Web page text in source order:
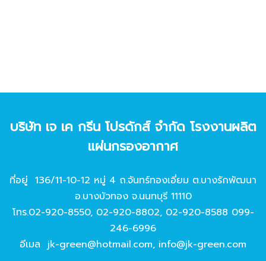
บริษัท เจ เค กรีน โปรดักส์ จํากัด โรงงานผลิต
แผ่นกรองอากาศ
ที่อยู่ 136/11-10-12 หมู่ 4 ถ.จันทร์ทองเอี่ยม ต.บางรักพัฒนา
อ.บางบัวทอง จ.นนทบุรี 11110
โทร.02-920-8550, 02-920-8802, 02-920-8588 099-
246-6996
อีเมล jk-green@hotmail.com, info@jk-green.com